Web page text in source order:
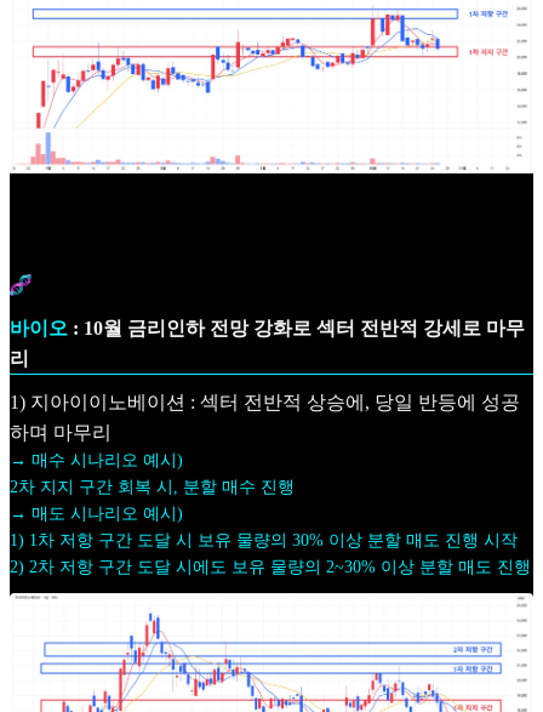
바이오 : 10월 금리인하 전망 강화로 섹터 전반적 강세로 마무
리
1) 지아이이노베이션 : 섹터 전반적 상승에, 당일 반등에 성공
하며 마무리
→ 매수 시나리오 예시)
2차 지지 구간 회복 시, 분할 매수 진행
→ 매도 시나리오 예시)
1) 1차 저항 구간 도달 시 보유 물량의 30% 이상 분할 매도 진행 시작
2) 2차 저항 구간 도달 시에도 보유 물량의 2~30% 이상 분할 매도 진행